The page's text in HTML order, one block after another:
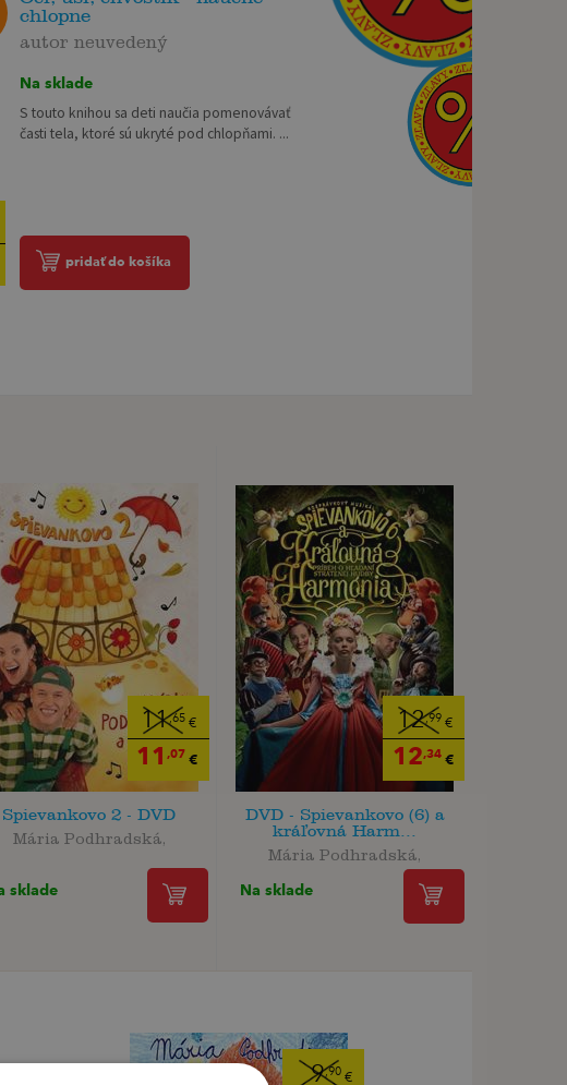
chlopne
autor neuvedený
Na sklade
S touto knihou sa deti naučia pomenovávať
časti tela, ktoré sú ukryté pod chlopňami. ...
pridať do košíka
11,65 €
11 ,07 €
Spievankovo 2 - DVD
Mária Podhradská,
sklade
12,99 €
12,34€
DVD - Spievankovo (6) a
kráľovná Harm...
Mária Podhradská,
Na sklade
9,90€